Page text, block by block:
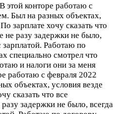
В этой конторе работаю с
Был на разных объектах,
зарплате хочу сказать что
не разу задержки не было,
зарплатой. Работаю по
специально смотрел что
и налоги они за меня
работаю с февраля 2022
объектах, условия везде
сказать что все
задержки не было, всегда